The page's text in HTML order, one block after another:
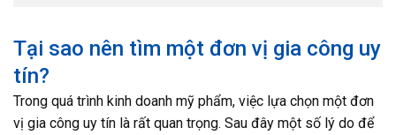
Tại sao nên tìm một đơn vị gia công uy
tín?
Trong quá trình kinh doanh mỹ phẩm, việc lựa chọn một đơn
vị gia công uy tín là rất quan trọng. Sau đây một số lý do để